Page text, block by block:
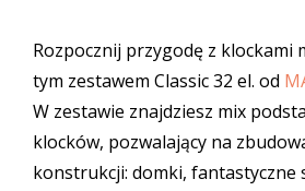
Rozpocznij przygodę z klockami
tym zestawem Classic 32 el. od
W zestawie znajdziesz mix
klocków, pozwalający na
konstrukcji: domki, fantastyczne